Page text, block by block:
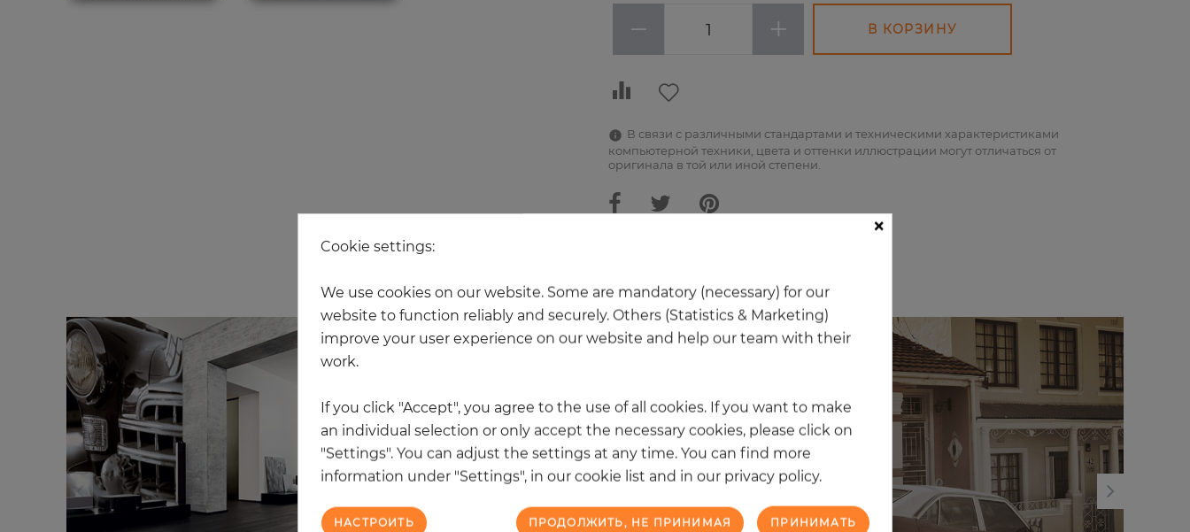
− + В КОРЗИНУ
В связи с различными стандартами и техническими характеристиками
компьютерной техники, цвета и оттенки иллюстрации могут отличаться от
оригинала в той или иной степени.
×
Cookie settings:
We use cookies on our website. Some are mandatory (necessary) for our
website to function reliably and securely. Others (Statistics & Marketing)
improve your user experience on our website and help our team with their
work.
If you click "Accept", you agree to the use of all cookies. If you want to make
an individual selection or only accept the necessary cookies, please click on
"Settings". You can adjust the settings at any time. You can find more
information under "Settings", in our cookie list and in our privacy policy.
ПРИНИМАТЬ
ПРОДОЛЖИТЬ, НЕ ПРИНИМАЯ
НАСТРОИТЬ